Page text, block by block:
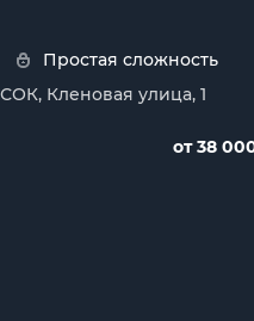
Простая сложность
Кленовая улица, 1
от 38